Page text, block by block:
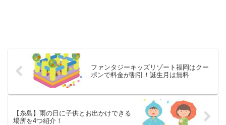
ファンタジーキッズリゾート福岡はクー
ポンで料金が割引！誕生月は無料
【糸島】雨の日に子供とお出かけできる
場所を4つ紹介！